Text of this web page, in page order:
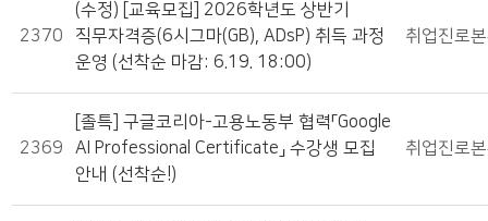
2370
(수정) [교육모집] 2026학년도 상반기
직무자격증(6시그마(GB), ADsP) 취득 과정
운영 (선착순 마감: 6.19. 18:00)
취업진로
2369
[졸특] 구글코리아-고용노동부 협력「Google
AI Professional Certificate」 수강생 모집
안내 (선착순!)
취업진로